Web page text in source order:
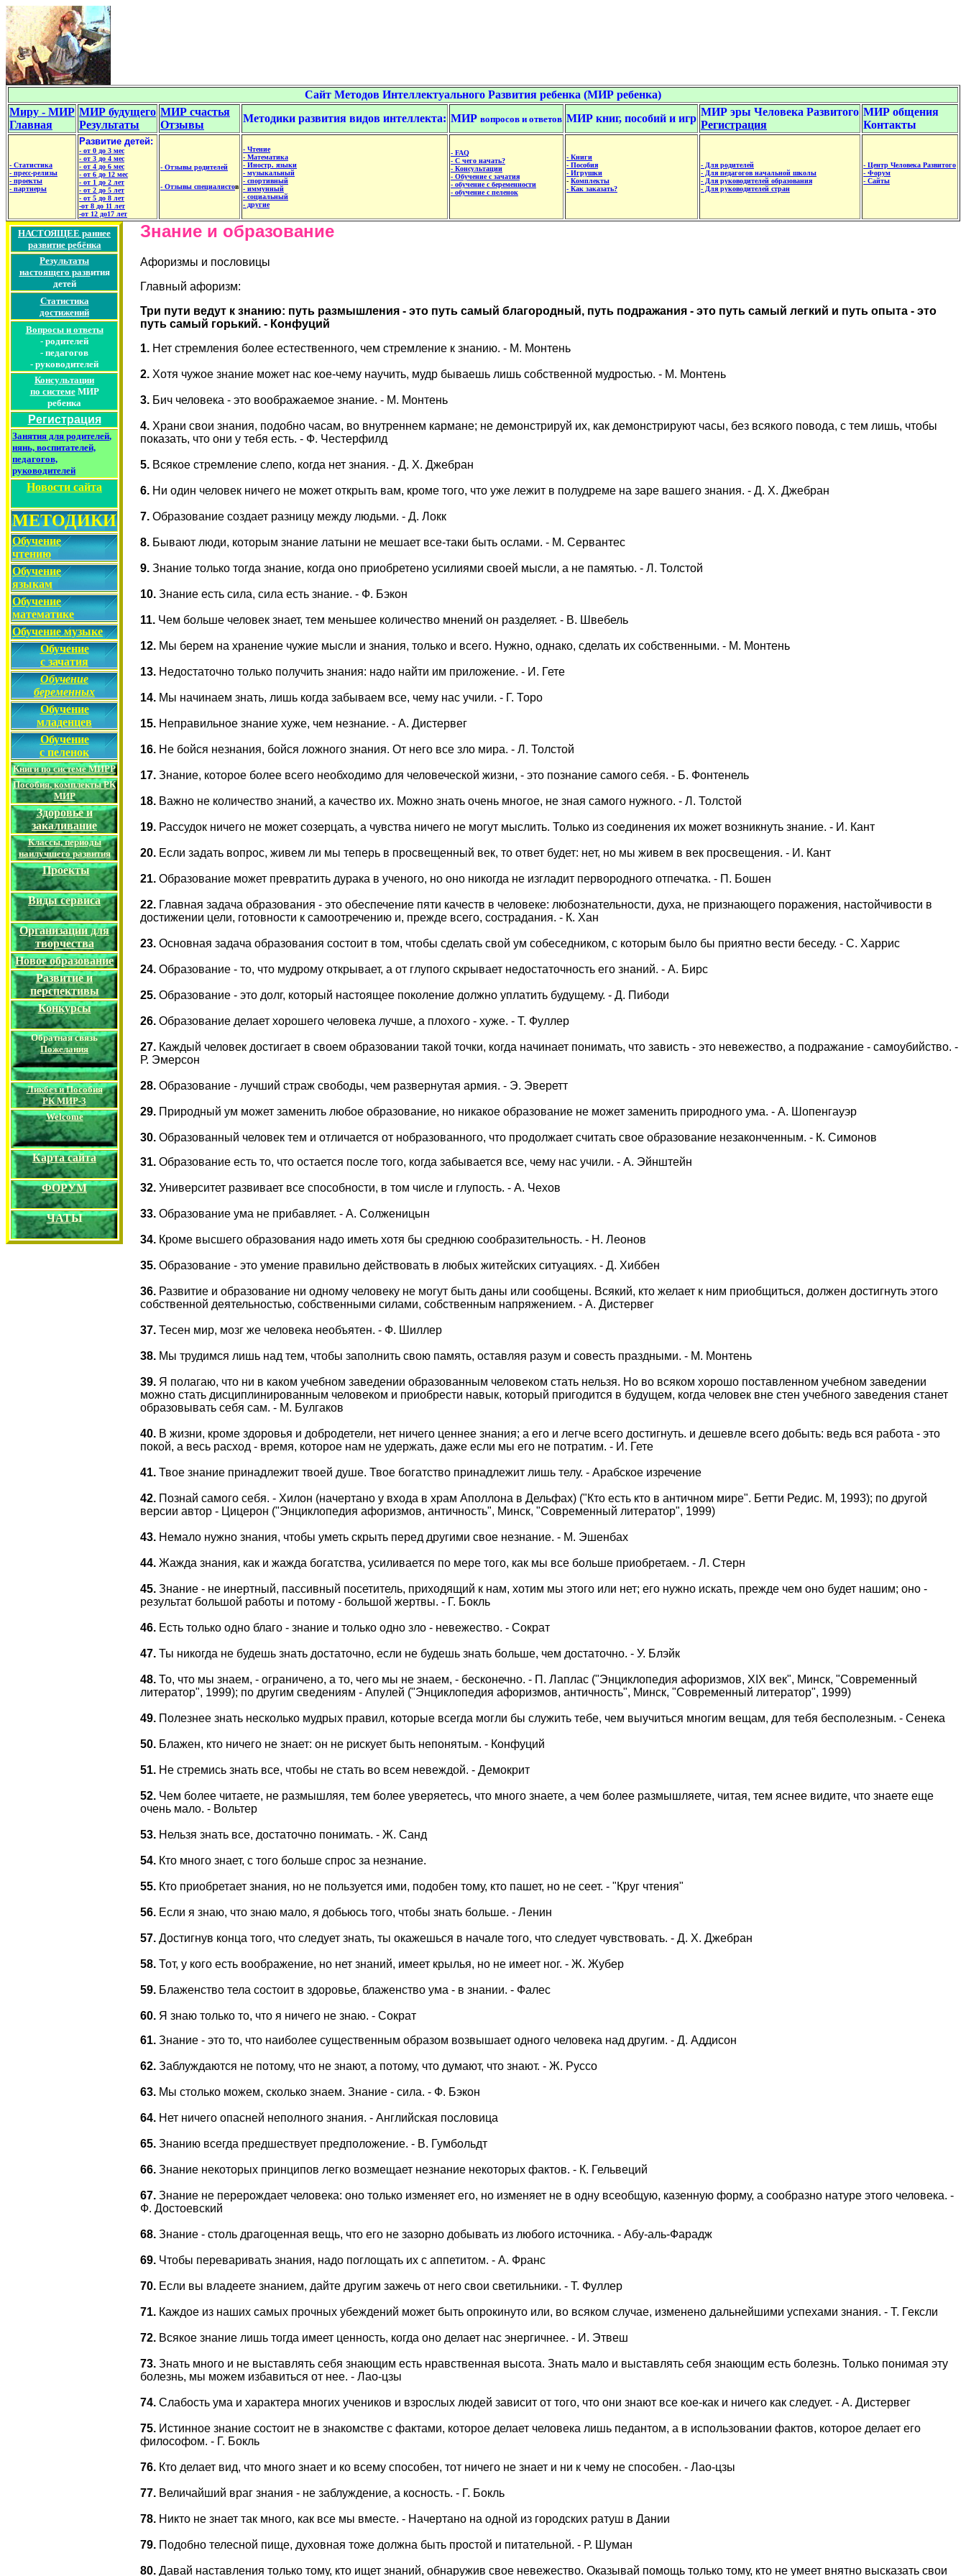
Сайт Методов Интеллектуального Развития ребенка (МИР ребенка)
Миру - МИР
Главная
МИР будущего
Результаты
МИР счастья
Отзывы
Методики развития видов интеллекта: МИР вопросов и ответов МИР книг, пособий и игр
МИР эры Человека Развитого
Регистрация
МИР общения
Контакты
- Статистика
- пресс-релизы
- проекты
- партнеры
Развитие детей:
- от 0 до 3 мес
- от 3 до 4 мес
- от 4 до 6 мес
- от 6 до 12 мес
- от 1 до 2 лет
- от 2 до 5 лет
- от 5 до 8 лет
-от 8 до 11 лет
-от 12 до17 лет
- Отзывы родителей
- Отзывы специалистов
- Чтение
- Математика
- Иностр. языки
- музыкальный
- спортивный
- иммунный
- социальный
- другие
- FAQ
- С чего начать?
- Консультации
- Обучение с зачатия
- обучение с беременности
- обучение с пеленок
- Книги
- Пособия
- Игрушки
- Комплекты
- Как заказать?
- Для родителей
- Для педагогов начальной школы
- Для руководителей образования
- Для руководителей стран
- Центр Человека Развитого
- Форум
- Сайты
НАСТОЯЩЕЕ раннее
развитие ребёнка
Результаты
настоящего развития
детей
Статистика
достижений
Вопросы и ответы
- родителей
- педагогов
- руководителей
Консультации
по системеМИР
ребенка
Регистрация
Занятия для родителей,
нянь, воспитателей,
педагогов,
руководителей
Новости сайта
МЕТОДИКИ
Обучение
чтению
Обучение
языкам
Обучение
математике
Обучение музыке
Обучение
с зачатия
Обучение
беременных
Обучение
младенцев
Обучение
с пеленок
Книги по системе МИРР
Пособия, комплекты РК
МИР
Здоровье и
закаливание
Классы, периоды
наилучшего развития
Проекты
Виды сервиса
Организациидля
творчества
Новое образование
Развитие и
перспективы
Конкурсы
Обратная связь
Пожелания
Ликбез и Пособия
РК МИР-3
Welcome
Карта сайта
ФОРУМ
ЧАТЫ
Знание и образование
Афоризмы и пословицы
Главный афоризм:
Три пути ведут к знанию: путь размышления - это путь самый благородный, путь подражания - это путь самый легкий и путь опыта - это
путь самый горький. - Конфуций
1. Нет стремления более естественного, чем стремление к знанию. - М. Монтень
2. Хотя чужое знание может нас кое-чему научить, мудр бываешь лишь собственной мудростью. - М. Монтень
3. Бич человека - это воображаемое знание. - М. Монтень
4. Храни свои знания, подобно часам, во внутреннем кармане; не демонстрируй их, как демонстрируют часы, без всякого повода, с тем лишь, чтобы
показать, что они у тебя есть. - Ф. Честерфилд
5. Всякое стремление слепо, когда нет знания. - Д. Х. Джебран
6. Ни один человек ничего не может открыть вам, кроме того, что уже лежит в полудреме на заре вашего знания. - Д. Х. Джебран
7. Образование создает разницу между людьми. - Д. Локк
8. Бывают люди, которым знание латыни не мешает все-таки быть ослами. - М. Сервантес
9. Знание только тогда знание, когда оно приобретено усилиями своей мысли, а не памятью. - Л. Толстой
10. Знание есть сила, сила есть знание. - Ф. Бэкон
11. Чем больше человек знает, тем меньшее количество мнений он разделяет. - В. Швебель
12. Мы берем на хранение чужие мысли и знания, только и всего. Нужно, однако, сделать их собственными. - М. Монтень
13. Недостаточно только получить знания: надо найти им приложение. - И. Гете
14. Мы начинаем знать, лишь когда забываем все, чему нас учили. - Г. Торо
15. Неправильное знание хуже, чем незнание. - А. Дистервег
16. Не бойся незнания, бойся ложного знания. От него все зло мира. - Л. Толстой
17. Знание, которое более всего необходимо для человеческой жизни, - это познание самого себя. - Б. Фонтенель
18. Важно не количество знаний, а качество их. Можно знать очень многое, не зная самого нужного. - Л. Толстой
19. Рассудок ничего не может созерцать, а чувства ничего не могут мыслить. Только из соединения их может возникнуть знание. - И. Кант
20. Если задать вопрос, живем ли мы теперь в просвещенный век, то ответ будет: нет, но мы живем в век просвещения. - И. Кант
21. Образование может превратить дурака в ученого, но оно никогда не изгладит первородного отпечатка. - П. Бошен
22. Главная задача образования - это обеспечение пяти качеств в человеке: любознательности, духа, не признающего поражения, настойчивости в
достижении цели, готовности к самоотречению и, прежде всего, сострадания. - К. Хан
23. Основная задача образования состоит в том, чтобы сделать свой ум собеседником, с которым было бы приятно вести беседу. - С. Харрис
24. Образование - то, что мудрому открывает, а от глупого скрывает недостаточность его знаний. - А. Бирс
25. Образование - это долг, который настоящее поколение должно уплатить будущему. - Д. Пибоди
26. Образование делает хорошего человека лучше, а плохого - хуже. - Т. Фуллер
27. Каждый человек достигает в своем образовании такой точки, когда начинает понимать, что зависть - это невежество, а подражание - самоубийство. -
Р. Эмерсон
28. Образование - лучший страж свободы, чем развернутая армия. - Э. Эверетт
29. Природный ум может заменить любое образование, но никакое образование не может заменить природного ума. - А. Шопенгауэр
30. Образованный человек тем и отличается от нобразованного, что продолжает считать свое образование незаконченным. - К. Симонов
31. Образование есть то, что остается после того, когда забывается все, чему нас учили. - А. Эйнштейн
32. Университет развивает все способности, в том числе и глупость. - А. Чехов
33. Образование ума не прибавляет. - А. Солженицын
34. Кроме высшего образования надо иметь хотя бы среднюю сообразительность. - Н. Леонов
35. Образование - это умение правильно действовать в любых житейских ситуациях. - Д. Хиббен
36. Развитие и образование ни одному человеку не могут быть даны или сообщены. Всякий, кто желает к ним приобщиться, должен достигнуть этого
собственной деятельностью, собственными силами, собственным напряжением. - А. Дистервег
37. Тесен мир, мозг же человека необъятен. - Ф. Шиллер
38. Мы трудимся лишь над тем, чтобы заполнить свою память, оставляя разум и совесть праздными. - М. Монтень
39. Я полагаю, что ни в каком учебном заведении образованным человеком стать нельзя. Но во всяком хорошо поставленном учебном заведении
можно стать дисциплинированным человеком и приобрести навык, который пригодится в будущем, когда человек вне стен учебного заведения станет
образовывать себя сам. - М. Булгаков
40. В жизни, кроме здоровья и добродетели, нет ничего ценнее знания; а его и легче всего достигнуть. и дешевле всего добыть: ведь вся работа - это
покой, а весь расход - время, которое нам не удержать, даже если мы его не потратим. - И. Гете
41. Твое знание принадлежит твоей душе. Твое богатство принадлежит лишь телу. - Арабское изречение
42. Познай самого себя. - Хилон (начертано у входа в храм Аполлона в Дельфах) ("Кто есть кто в античном мире". Бетти Редис. М, 1993); по другой
версии автор - Цицерон ("Энциклопедия афоризмов, античность", Минск, "Современный литератор", 1999)
43. Немало нужно знания, чтобы уметь скрыть перед другими свое незнание. - М. Эшенбах
44. Жажда знания, как и жажда богатства, усиливается по мере того, как мы все больше приобретаем. - Л. Стерн
45. Знание - не инертный, пассивный посетитель, приходящий к нам, хотим мы этого или нет; его нужно искать, прежде чем оно будет нашим; оно -
результат большой работы и потому - большой жертвы. - Г. Бокль
46. Есть только одно благо - знание и только одно зло - невежество. - Сократ
47. Ты никогда не будешь знать достаточно, если не будешь знать больше, чем достаточно. - У. Блэйк
48. То, что мы знаем, - ограничено, а то, чего мы не знаем, - бесконечно. - П. Лаплас ("Энциклопедия афоризмов, XIX век", Минск, "Современный
литератор", 1999); по другим сведениям - Апулей ("Энциклопедия афоризмов, античность", Минск, "Современный литератор", 1999)
49. Полезнее знать несколько мудрых правил, которые всегда могли бы служить тебе, чем выучиться многим вещам, для тебя бесполезным. - Сенека
50. Блажен, кто ничего не знает: он не рискует быть непонятым. - Конфуций
51. Не стремись знать все, чтобы не стать во всем невеждой. - Демокрит
52. Чем более читаете, не размышляя, тем более уверяетесь, что много знаете, а чем более размышляете, читая, тем яснее видите, что знаете еще
очень мало. - Вольтер
53. Нельзя знать все, достаточно понимать. - Ж. Санд
54. Кто много знает, с того больше спрос за незнание.
55. Кто приобретает знания, но не пользуется ими, подобен тому, кто пашет, но не сеет. - "Круг чтения"
56. Если я знаю, что знаю мало, я добьюсь того, чтобы знать больше. - Ленин
57. Достигнув конца того, что следует знать, ты окажешься в начале того, что следует чувствовать. - Д. Х. Джебран
58. Тот, у кого есть воображение, но нет знаний, имеет крылья, но не имеет ног. - Ж. Жубер
59. Блаженство тела состоит в здоровье, блаженство ума - в знании. - Фалес
60. Я знаю только то, что я ничего не знаю. - Сократ
61. Знание - это то, что наиболее существенным образом возвышает одного человека над другим. - Д. Аддисон
62. Заблуждаются не потому, что не знают, а потому, что думают, что знают. - Ж. Руссо
63. Мы столько можем, сколько знаем. Знание - сила. - Ф. Бэкон
64. Нет ничего опасней неполного знания. - Английская пословица
65. Знанию всегда предшествует предположение. - В. Гумбольдт
66. Знание некоторых принципов легко возмещает незнание некоторых фактов. - К. Гельвеций
67. Знание не перерождает человека: оно только изменяет его, но изменяет не в одну всеобщую, казенную форму, а сообразно натуре этого человека. -
Ф. Достоевский
68. Знание - столь драгоценная вещь, что его не зазорно добывать из любого источника. - Абу-аль-Фарадж
69. Чтобы переваривать знания, надо поглощать их с аппетитом. - А. Франс
70. Если вы владеете знанием, дайте другим зажечь от него свои светильники. - Т. Фуллер
71. Каждое из наших самых прочных убеждений может быть опрокинуто или, во всяком случае, изменено дальнейшими успехами знания. - Т. Гексли
72. Всякое знание лишь тогда имеет ценность, когда оно делает нас энергичнее. - И. Этвеш
73. Знать много и не выставлять себя знающим есть нравственная высота. Знать мало и выставлять себя знающим есть болезнь. Только понимая эту
болезнь, мы можем избавиться от нее. - Лао-цзы
74. Слабость ума и характера многих учеников и взрослых людей зависит от того, что они знают все кое-как и ничего как следует. - А. Дистервег
75. Истинное знание состоит не в знакомстве с фактами, которое делает человека лишь педантом, а в использовании фактов, которое делает его
философом. - Г. Бокль
76. Кто делает вид, что много знает и ко всему способен, тот ничего не знает и ни к чему не способен. - Лао-цзы
77. Величайший враг знания - не заблуждение, а косность. - Г. Бокль
78. Никто не знает так много, как все мы вместе. - Начертано на одной из городских ратуш в Дании
79. Подобно телесной пище, духовная тоже должна быть простой и питательной. - Р. Шуман
80. Давай наставления только тому, кто ищет знаний, обнаружив свое невежество. Оказывай помощь только тому, кто не умеет внятно высказать свои